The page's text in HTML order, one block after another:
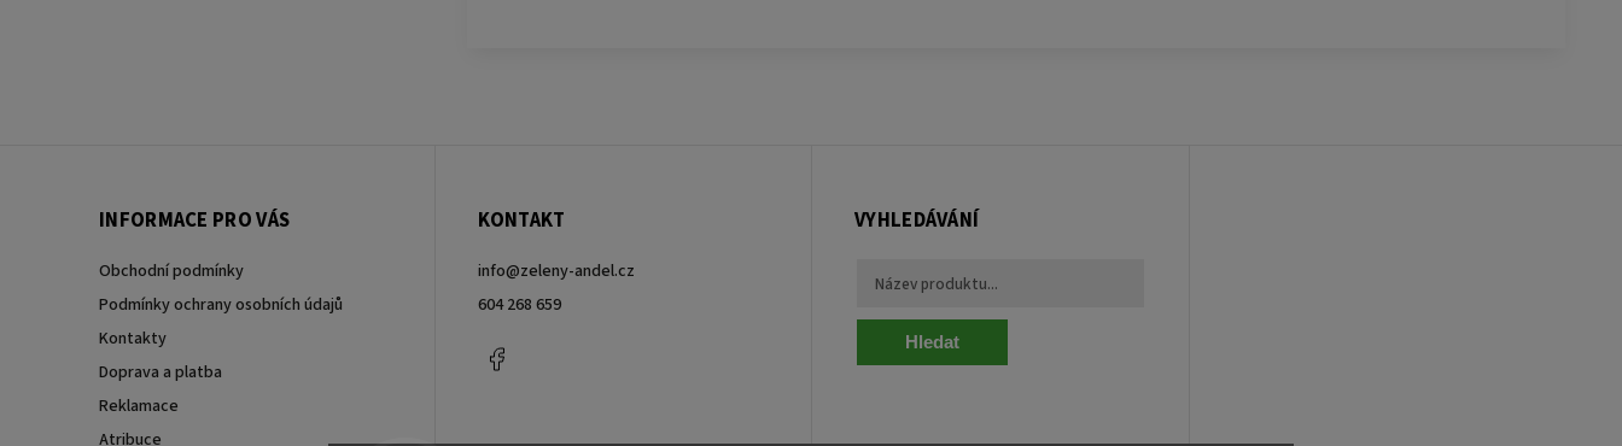
INFORMACE PRO VÁS
Obchodní podmínky
Podmínky ochrany osobních údajů
Kontakty
Doprava a platba
Reklamace
Atribuce
KONTAKT
info@zeleny-andel.cz
604 268 659
VYHLEDÁVÁNÍ
Hledat